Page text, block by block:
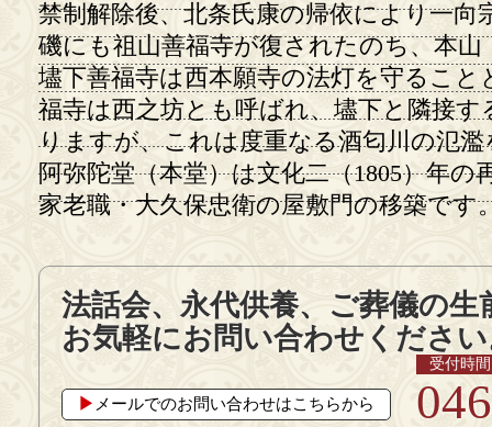
禁制解除後、北条氏康の帰依により一向
磯にも祖山善福寺が復されたのち、本
壗下善福寺は西本願寺の法灯を守るこ
福寺は西之坊とも呼ばれ、壗下と隣接
りますが、これは度重なる酒匂川の氾
阿弥陀堂（本堂）は文化二（1805）年の
家老職・大久保忠衛の屋敷門の移築です
法話会、永代供養、ご葬儀の生
お気軽にお問い合わせくださ
▶︎ メールでのお問い合わせはこちらから
受付時